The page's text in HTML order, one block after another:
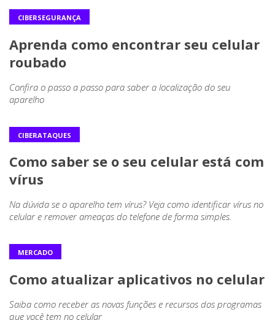
CIBERSEGURANÇA
Aprenda como encontrar seu celular
roubado
Confira o passo a passo para saber a localização do seu
aparelho
CIBERATAQUES
Como saber se o seu celular está com
vírus
Na dúvida se o aparelho tem vírus? Veja como identificar vírus no
celular e remover ameaças do telefone de forma simples.
MERCADO
Como atualizar aplicativos no celular
Saiba como receber as novas funções e recursos dos programas
que você tem no celular